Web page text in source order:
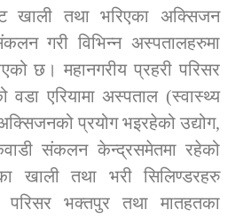
कार्यालय जुम्लाको सुचना सन्देश
प्रविधि शिक्षालय जुम्लाको सुचना
खाली तथा भरिएका अक्सिजन
गरी विभिन्न अस्पतालहरुमा
छ। महानगरीय प्रहरी परिसर
वडा एरियामा अस्पताल (स्वास्थ्य
प्रयोग भइरहेको उद्योग,
संकलन केन्द्रसमेतमा रहेको
खाली तथा भरी सिलिण्डरहरु
परिसर भक्तपुर तथा मातहतका